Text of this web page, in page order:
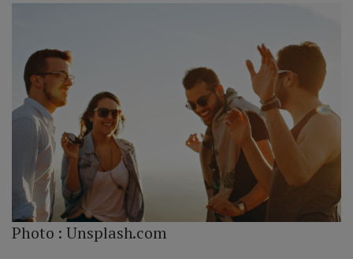
Photo :Unsplash.com